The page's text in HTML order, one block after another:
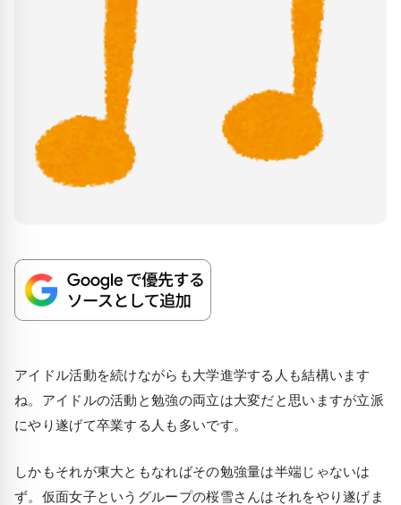
アイドル活動を続けながらも大学進学する人も結構います
ね。アイドルの活動と勉強の両立は大変だと思いますが立派
にやり遂げて卒業する人も多いです。
しかもそれが東大ともなればその勉強量は半端じゃないは
ず。仮面女子というグループの桜雪さんはそれをやり遂げま